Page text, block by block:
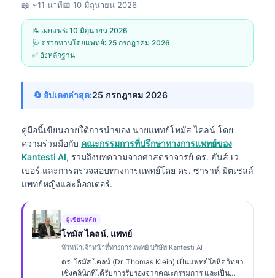
📖 ~11 นาที📅 10 มิถุนายน 2026
📝 เผยแพร่: 10 มิถุนายน 2026
🩺 ตรวจทานโดยแพทย์: 25 กรกฎาคม 2026
✅ อิงหลักฐาน
🔄 อัปเดตล่าสุด:25 กรกฎาคม 2026
คู่มือนี้เขียนภายใต้การนำของ นายแพทย์โทมัส ไคลน์ โดย
ความร่วมมือกับ คณะกรรมการที่ปรึกษาทางการแพทย์ของ
Kantesti AI, รวมถึงบทความจากศาสตราจารย์ ดร. ฮันส์ เว
เบอร์ และการตรวจสอบทางการแพทย์โดย ดร. ซาราห์ มิตเชลล์
แพทย์หญิงและด็อกเตอร์.
ผู้เขียนหลัก
โทมัส ไคลน์, แพทย์
หัวหน้าเจ้าหน้าที่ทางการแพทย์ บริษัท Kantesti AI
ดร. โธมัส ไคลน์ (Dr. Thomas Klein) เป็นแพทย์โลหิตวิทยา
เชิงคลินิกที่ได้รับการรับรองจากคณะกรรมการ และเป็น